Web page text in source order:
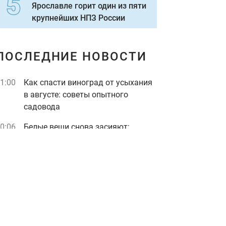
Ярославле горит один из пяти
крупнейших НПЗ России
НОВОСТИ
Как спасти виноград от усыхания
в августе: советы опытного
садовода
Белые вещи снова засияют: